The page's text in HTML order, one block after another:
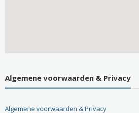
Algemene voorwaarden & Privacy
Algemene voorwaarden & Privacy